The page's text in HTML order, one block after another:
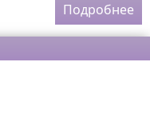
Подробнее